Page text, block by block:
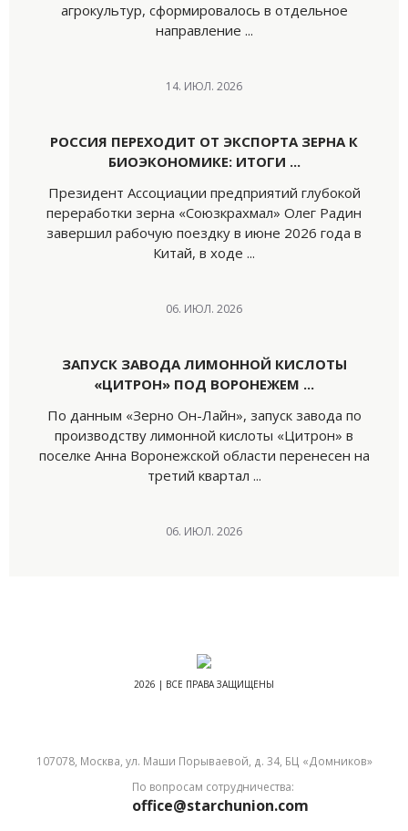
агрокультур, сформировалось в отдельное
направление ...
14. ИЮЛ. 2026
РОССИЯ ПЕРЕХОДИТ ОТ ЭКСПОРТА ЗЕРНА К
БИОЭКОНОМИКЕ: ИТОГИ ...
Президент Ассоциации предприятий глубокой
переработки зерна «Союзкрахмал» Олег Радин
завершил рабочую поездку в июне 2026 года в
Китай, в ходе ...
06. ИЮЛ. 2026
ЗАПУСК ЗАВОДА ЛИМОННОЙ КИСЛОТЫ
«ЦИТРОН» ПОД ВОРОНЕЖЕМ ...
По данным «Зерно Он-Лайн», запуск завода по
производству лимонной кислоты «Цитрон» в
поселке Анна Воронежской области перенесен на
третий квартал ...
06. ИЮЛ. 2026
2026 | ВСЕ ПРАВА ЗАЩИЩЕНЫ
107078, Москва, ул. Маши Порываевой, д. 34, БЦ «Домников»
По вопросам сотрудничества:
office@starchunion.com